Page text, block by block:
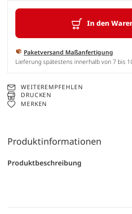
In den
Paketversand Maßanfertigung
Lieferung spätestens innerhalb von 7 bis
WEITEREMPFEHLEN
DRUCKEN
MERKEN
Produktinformationen
Produktbeschreibung